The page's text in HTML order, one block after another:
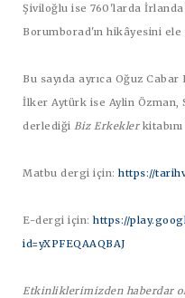
Şiviloğlu ise 760'larda
Borumborad'ın hikâyesini ele
Bu sayıda ayrıca Oğuz
İlker Aytürk ise Aylin Özman,
derlediği Biz Erkekler
Matbu dergi için: https://
E-dergi için: https://
id=yXPFEQAAQBAJ
Etkinliklerimizden haberdar